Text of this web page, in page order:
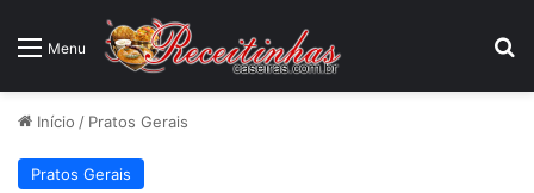
Menu
Início / Pratos Gerais
Pratos Gerais